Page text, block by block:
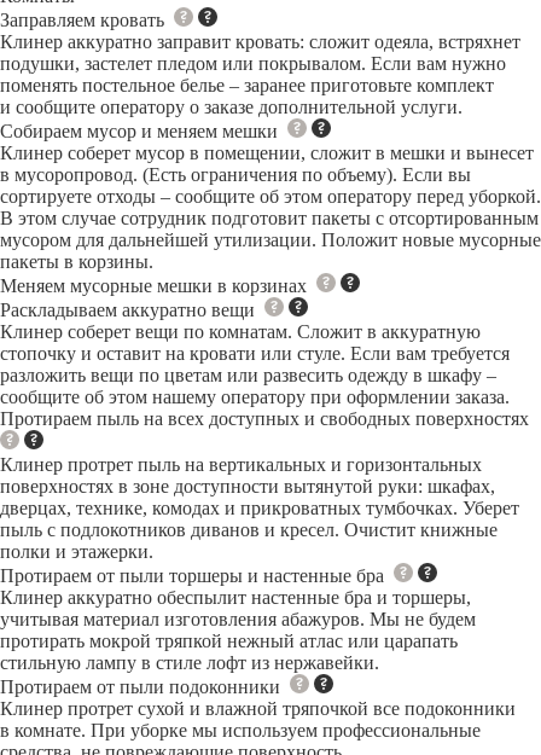
Заправляем кровать
Клинер аккуратно заправит кровать: сложит одеяла, встряхнет
подушки, застелет пледом или покрывалом. Если вам нужно
поменять постельное белье – заранее приготовьте комплект
и сообщите оператору о заказе дополнительной услуги.
Собираем мусор и меняем мешки
Клинер соберет мусор в помещении, сложит в мешки и вынесет
в мусоропровод. (Есть ограничения по объему). Если вы
сортируете отходы – сообщите об этом оператору перед уборкой.
В этом случае сотрудник подготовит пакеты с отсортированным
мусором для дальнейшей утилизации. Положит новые мусорные
пакеты в корзины.
Меняем мусорные мешки в корзинах
Раскладываем аккуратно вещи
Клинер соберет вещи по комнатам. Сложит в аккуратную
стопочку и оставит на кровати или стуле. Если вам требуется
разложить вещи по цветам или развесить одежду в шкафу –
сообщите об этом нашему оператору при оформлении заказа.
Протираем пыль на всех доступных и свободных поверхностях
Клинер протрет пыль на вертикальных и горизонтальных
поверхностях в зоне доступности вытянутой руки: шкафах,
дверцах, технике, комодах и прикроватных тумбочках. Уберет
пыль с подлокотников диванов и кресел. Очистит книжные
полки и этажерки.
Протираем от пыли торшеры и настенные бра
Клинер аккуратно обеспылит настенные бра и торшеры,
учитывая материал изготовления абажуров. Мы не будем
протирать мокрой тряпкой нежный атлас или царапать
стильную лампу в стиле лофт из нержавейки.
Протираем от пыли подоконники
Клинер протрет сухой и влажной тряпочкой все подоконники
в комнате. При уборке мы используем профессиональные